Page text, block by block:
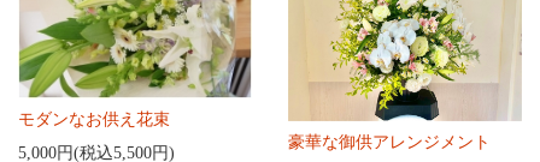
モダンなお供え花束
5,000円(税込5,500円)
豪華な御供アレンジメント